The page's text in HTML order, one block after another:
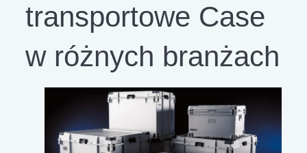
transportowe Case
w różnych branżach